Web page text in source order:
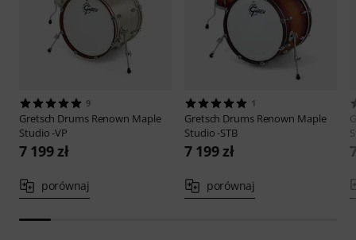
9
Gretsch Drums Renown Maple
Studio -VP
7 199 zł
porównaj
1
Gretsch Drums Renown Maple
Studio -STB
7 199 zł
porównaj